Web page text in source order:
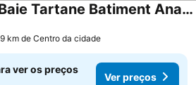
Residence De La Baie Tartane Batiment Ananas Numero 137
km de Centro da cidade
ver os preços
Ver preços